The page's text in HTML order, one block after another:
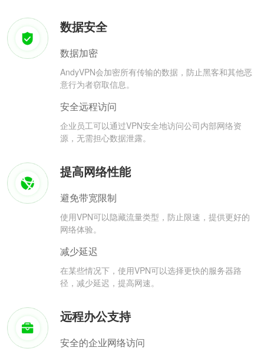
数据安全
数据加密
AndyVPN会加密所有传输的数据，防止黑客和其他恶
意行为者窃取信息。
安全远程访问
企业员工可以通过VPN安全地访问公司内部网络资
源，无需担心数据泄露。
提高网络性能
避免带宽限制
使用VPN可以隐藏流量类型，防止限速，提供更好的
网络体验。
减少延迟
在某些情况下，使用VPN可以选择更快的服务器路
径，减少延迟，提高网速。
远程办公支持
安全的企业网络访问